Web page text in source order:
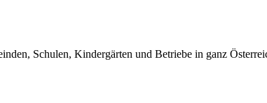
Schulen, Kindergärten und Betriebe in ganz